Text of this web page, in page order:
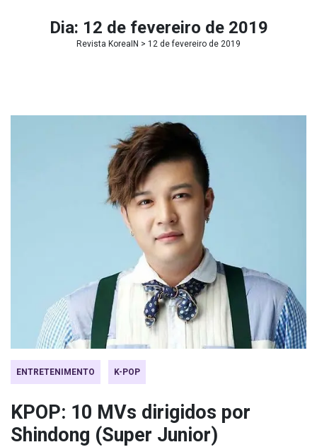
Dia: 12 de fevereiro de 2019
Revista KoreaIN > 12 de fevereiro de 2019
ENTRETENIMENTO K-POP
KPOP: 10 MVs dirigidos por
Shindong (Super Junior)